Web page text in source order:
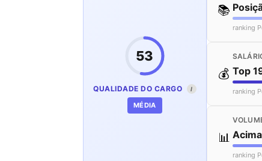
53
QUALIDADE DO CARGO I
MÉDIA
📚
ranking
💰 Top
ranking
📊
ranking